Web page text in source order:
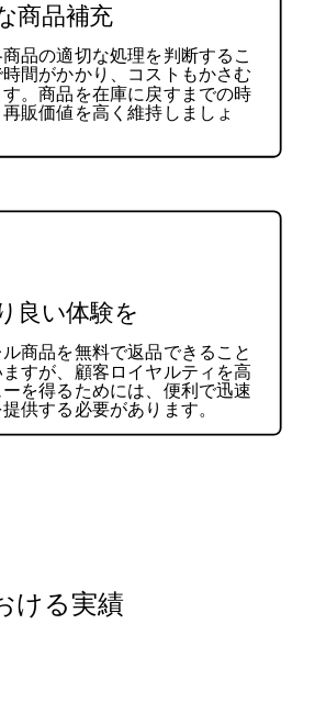
商品補充
品の適切な処理を判断するこ
間がかかり、コストもかさむ
。商品を在庫に戻すまでの時
販価値を高く維持しましょ
良い体験を
商品を無料で返品できること
すが、顧客ロイヤルティを高
を得るためには、便利で迅速
供する必要があります。
ける実績